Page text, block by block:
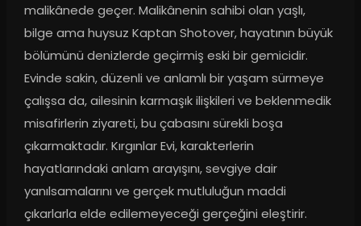
malikânede geçer. Malikânenin sahibi olan yaşlı,
bilge ama huysuz Kaptan Shotover, hayatının büyük
bölümünü denizlerde geçirmiş eski bir gemicidir.
Evinde sakin, düzenli ve anlamlı bir yaşam sürmeye
çalışsa da, ailesinin karmaşık ilişkileri ve beklenmedik
misafirlerin ziyareti, bu çabasını sürekli boşa
çıkarmaktadır. Kırgınlar Evi, karakterlerin
hayatlarındaki anlam arayışını, sevgiye dair
yanılsamalarını ve gerçek mutluluğun maddi
çıkarlarla elde edilemeyeceği gerçeğini eleştirir.